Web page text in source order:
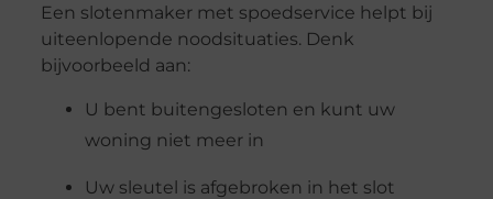
Een slotenmaker met spoedservice helpt bij
uiteenlopende noodsituaties. Denk
bijvoorbeeld aan:
U bent buitengesloten en kunt uw
woning niet meer in
Uw sleutel is afgebroken in het slot